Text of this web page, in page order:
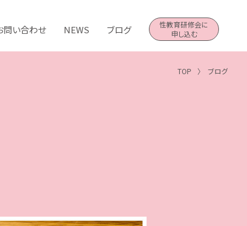
問い合わせ NEWS ブログ
性教育研修会に
申し込む
TOP ブログ